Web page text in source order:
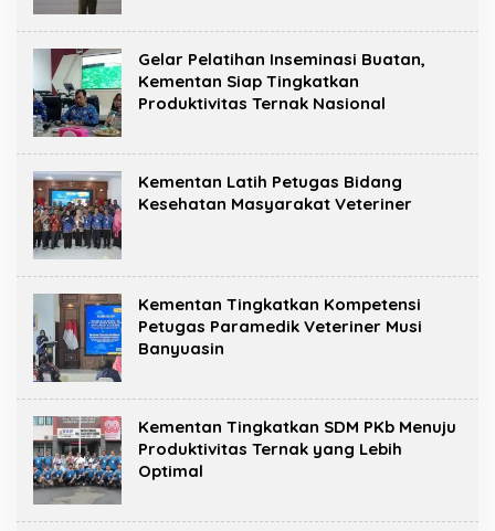
Gelar Pelatihan Inseminasi Buatan,
Kementan Siap Tingkatkan
Produktivitas Ternak Nasional
Kementan Latih Petugas Bidang
Kesehatan Masyarakat Veteriner
Kementan Tingkatkan Kompetensi
Petugas Paramedik Veteriner Musi
Banyuasin
Kementan Tingkatkan SDM PKb Menuju
Produktivitas Ternak yang Lebih
Optimal